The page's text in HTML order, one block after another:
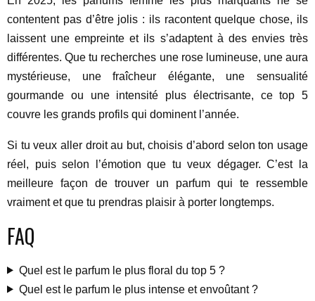
contentent pas d’être jolis : ils racontent quelque chose, ils
laissent une empreinte et ils s’adaptent à des envies très
différentes. Que tu recherches une rose lumineuse, une aura
mystérieuse, une fraîcheur élégante, une sensualité
gourmande ou une intensité plus électrisante, ce top 5
couvre les grands profils qui dominent l’année.
Si tu veux aller droit au but, choisis d’abord selon ton usage
réel, puis selon l’émotion que tu veux dégager. C’est la
meilleure façon de trouver un parfum qui te ressemble
vraiment et que tu prendras plaisir à porter longtemps.
FAQ
Quel est le parfum le plus floral du top 5 ?
Quel est le parfum le plus intense et envoûtant ?